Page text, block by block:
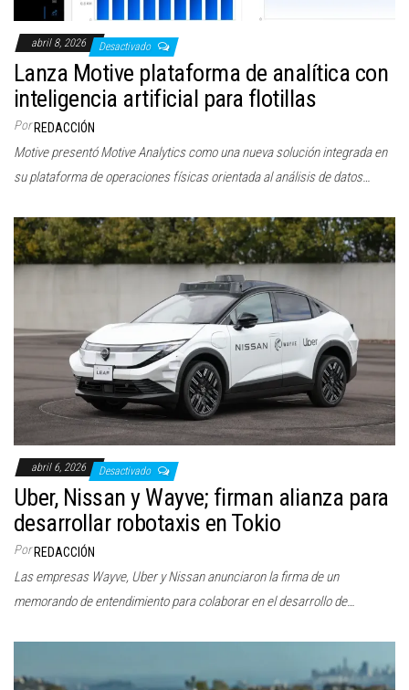
abril 8, 2026 Desactivado
Lanza Motive plataforma de analítica con
inteligencia artificial para flotillas
Por REDACCIÓN
Motive presentó Motive Analytics como una nueva solución integrada en
su plataforma de operaciones físicas orientada al análisis de datos…
abril 6, 2026 Desactivado
Uber, Nissan y Wayve; firman alianza para
desarrollar robotaxis en Tokio
Por REDACCIÓN
Las empresas Wayve, Uber y Nissan anunciaron la firma de un
memorando de entendimiento para colaborar en el desarrollo de…